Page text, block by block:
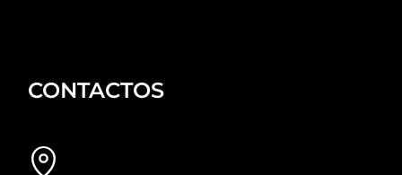
CONTACTOS